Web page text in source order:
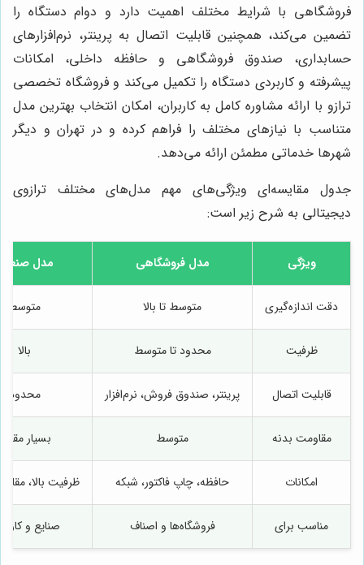
فروشگاهی با شرایط مختلف اهمیت دارد و دوام دستگاه را
تضمین می‌کند، همچنین قابلیت اتصال به پرینتر، نرم‌افزارهای
حسابداری، صندوق فروشگاهی و حافظه داخلی، امکانات
پیشرفته و کاربردی دستگاه را تکمیل می‌کند و فروشگاه تخصصی
ترازو با ارائه مشاوره کامل به کاربران، امکان انتخاب بهترین مدل
متناسب با نیازهای مختلف را فراهم کرده و در تهران و دیگر
شهرها خدماتی مطمئن ارائه می‌دهد.
جدول مقایسه‌ای ویژگی‌های مهم مدل‌های مختلف ترازوی
دیجیتالی به شرح زیر است:
ویژگی مدل فروشگاهی مدل
دقت اندازه‌گیری متوسط تا بالا متوسط
ظرفیت محدود تا متوسط بالا
قابلیت اتصال پرینتر، صندوق فروش، نرم‌افزار محدود
مقاومت بدنه متوسط بسیار
امکانات حافظه، چاپ فاکتور، شبکه ظرفیت بالا،
مناسب برای فروشگاه‌ها و اصناف صنایع و